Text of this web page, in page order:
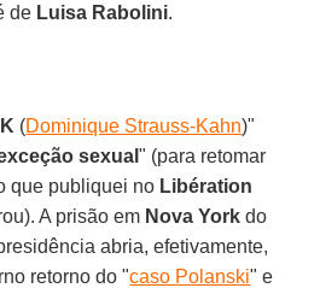
de Luisa Rabolini.
(Dominique Strauss-Kahn)"
sexual" (para retomar
que publiquei no Libération
A prisão em Nova York do
abria, efetivamente,
retorno do "caso Polanski" e